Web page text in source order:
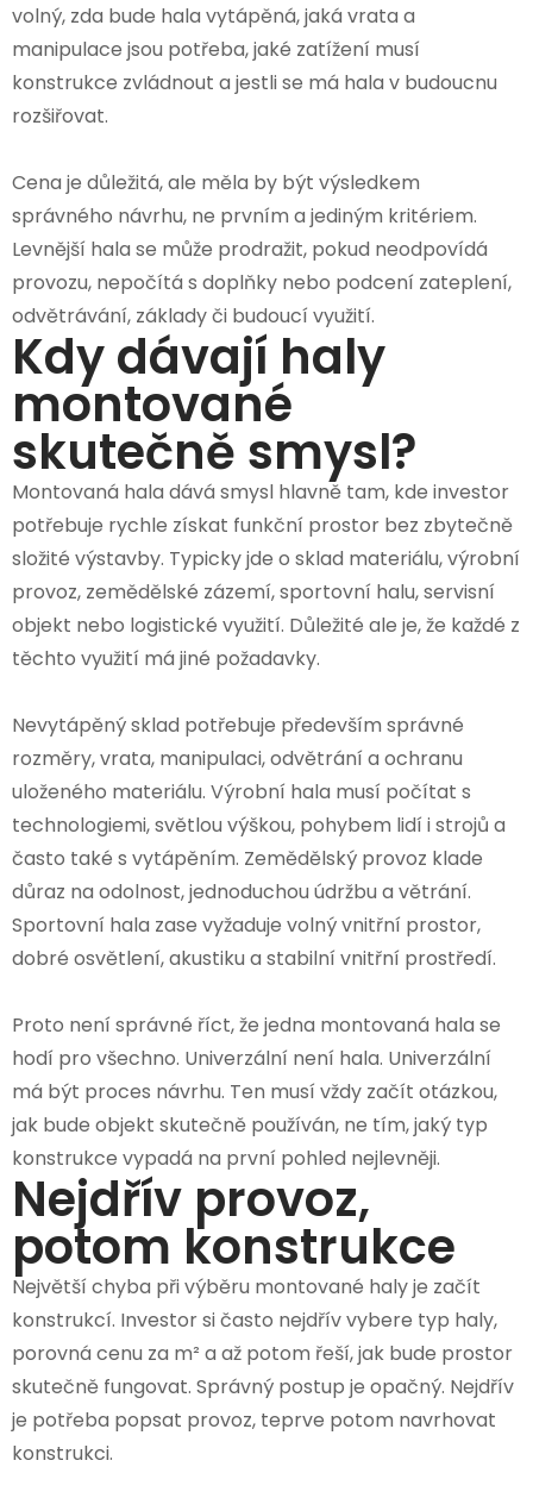
volný, zda bude hala vytápěná, jaká vrata a
manipulace jsou potřeba, jaké zatížení musí
konstrukce zvládnout a jestli se má hala v budoucnu
rozšiřovat.
Cena je důležitá, ale měla by být výsledkem
správného návrhu, ne prvním a jediným kritériem.
Levnější hala se může prodražit, pokud neodpovídá
provozu, nepočítá s doplňky nebo podcení zateplení,
odvětrávání, základy či budoucí využití.
Kdy dávají haly
montované
skutečně smysl?
Montovaná hala dává smysl hlavně tam, kde investor
potřebuje rychle získat funkční prostor bez zbytečně
složité výstavby. Typicky jde o sklad materiálu, výrobní
provoz, zemědělské zázemí, sportovní halu, servisní
objekt nebo logistické využití. Důležité ale je, že každé z
těchto využití má jiné požadavky.
Nevytápěný sklad potřebuje především správné
rozměry, vrata, manipulaci, odvětrání a ochranu
uloženého materiálu. Výrobní hala musí počítat s
technologiemi, světlou výškou, pohybem lidí i strojů a
často také s vytápěním. Zemědělský provoz klade
důraz na odolnost, jednoduchou údržbu a větrání.
Sportovní hala zase vyžaduje volný vnitřní prostor,
dobré osvětlení, akustiku a stabilní vnitřní prostředí.
Proto není správné říct, že jedna montovaná hala se
hodí pro všechno. Univerzální není hala. Univerzální
má být proces návrhu. Ten musí vždy začít otázkou,
jak bude objekt skutečně používán, ne tím, jaký typ
konstrukce vypadá na první pohled nejlevněji.
Nejdřív provoz,
potom konstrukce
Největší chyba při výběru montované haly je začít
konstrukcí. Investor si často nejdřív vybere typ haly,
porovná cenu za m² a až potom řeší, jak bude prostor
skutečně fungovat. Správný postup je opačný. Nejdřív
je potřeba popsat provoz, teprve potom navrhovat
konstrukci.